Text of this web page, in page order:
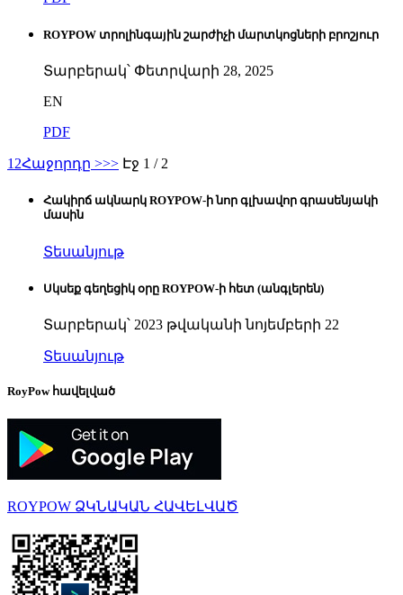
ROYPOW տրոլինգային շարժիչի մարտկոցների բրոշյուր
Տարբերակ՝ Փետրվարի 28, 2025
EN
PDF
1 2Հաջորդը >>> Էջ 1 / 2
Հակիրճ ակնարկ ROYPOW-ի նոր գլխավոր գրասենյակի
մասին
Տեսանյութ
Սկսեք գեղեցիկ օրը ROYPOW-ի հետ (անգլերեն)
Տարբերակ՝ 2023 թվականի նոյեմբերի 22
Տեսանյութ
RoyPow հավելված
ROYPOW ՁԿՆԱԿԱՆ ՀԱՎԵԼՎԱԾ